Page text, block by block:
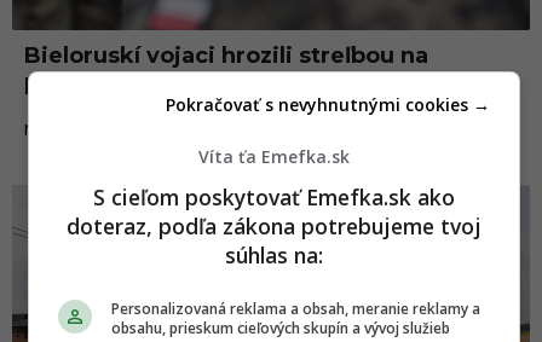
Bieloruskí vojaci hrozili streľbou na
poľských kolegov, informovala Varšava
NEWS
Víta ťa Emefka.sk
S cieľom poskytovať Emefka.sk ako
doteraz, podľa zákona potrebujeme tvoj
súhlas na:
Personalizovaná reklama a obsah, meranie reklamy a
obsahu, prieskum cieľových skupín a vývoj služieb
Pokračovať s nevyhnutnými cookies →